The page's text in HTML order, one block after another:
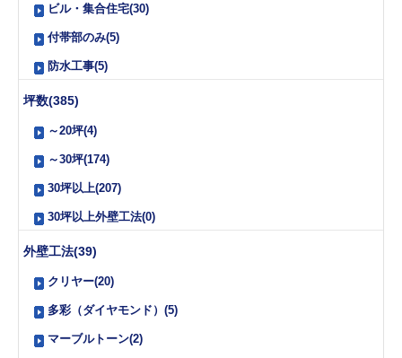
ビル・集合住宅(30)
付帯部のみ(5)
防水工事(5)
坪数(385)
～20坪(4)
～30坪(174)
30坪以上(207)
30坪以上外壁工法(0)
外壁工法(39)
クリヤー(20)
多彩（ダイヤモンド）(5)
マーブルトーン(2)